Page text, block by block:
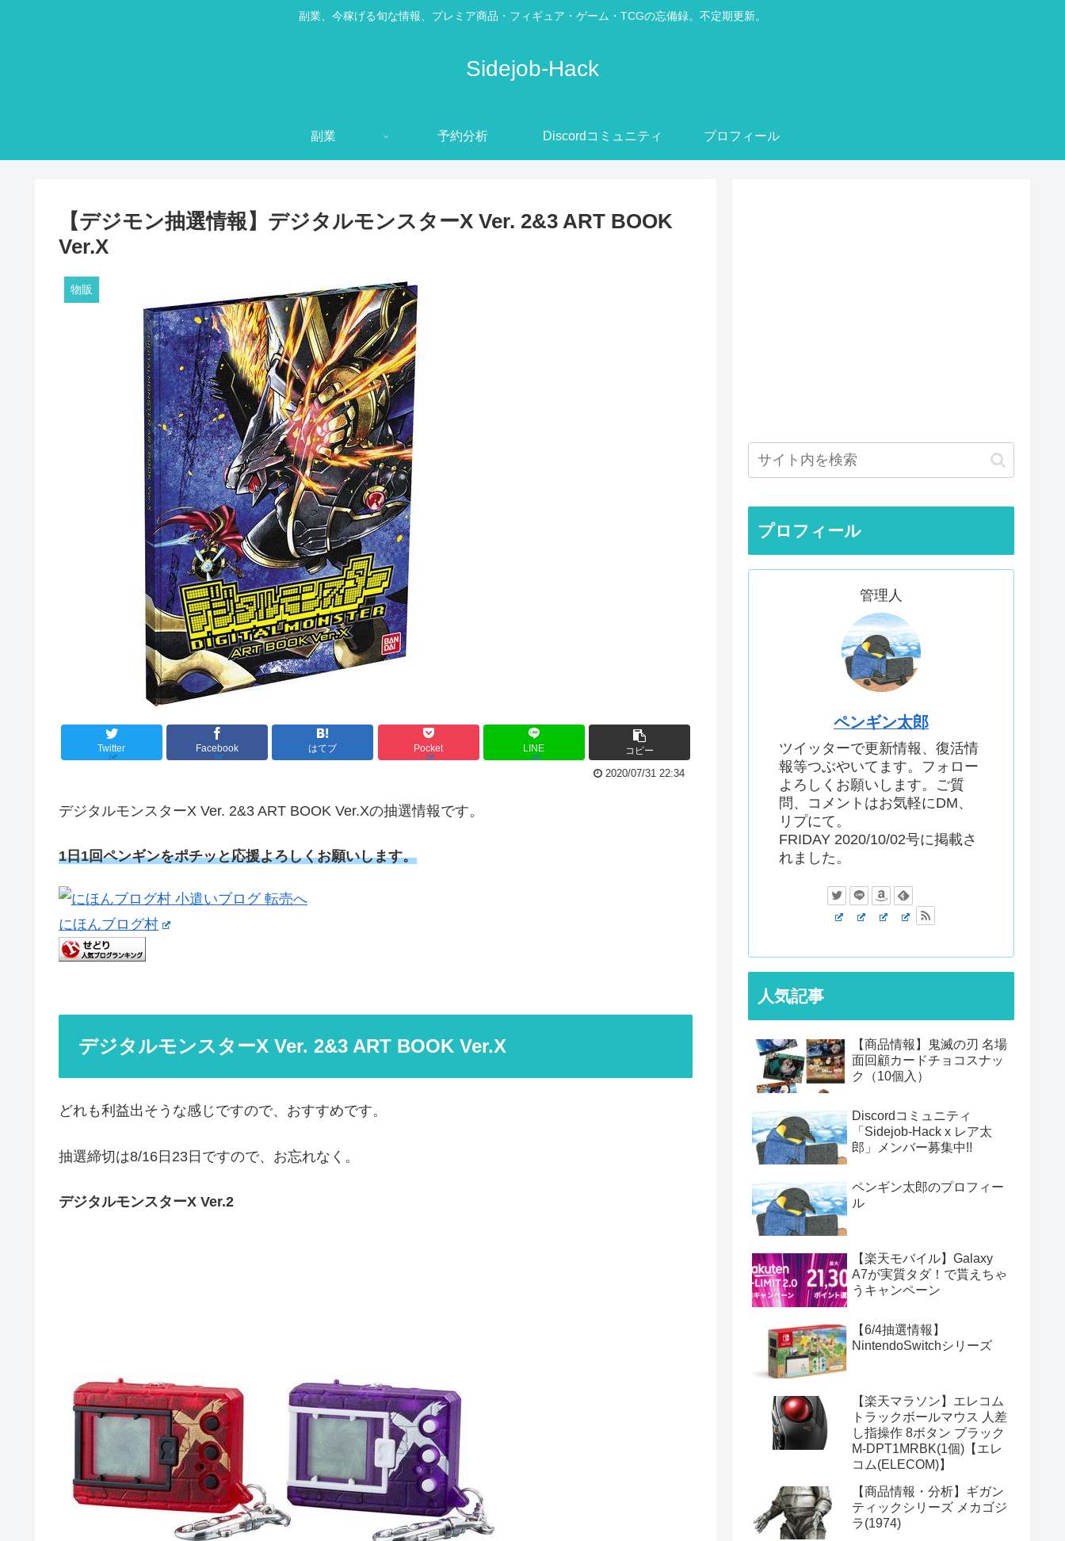
副業、今稼げる旬な情報、プレミア商品・フィギュア・ゲーム・TCGの忘備録。不定期更新。
Sidejob-Hack
副業 予約分析 Discordコミュニティ プロフィール
【デジモン抽選情報】デジタルモンスターX Ver. 2&3 ART BOOK
Ver.X
物販
Twitter Facebook はてブ Pocket LINE コピー
2020/07/31 22:34
デジタルモンスターX Ver. 2&3 ART BOOK Ver.Xの抽選情報です。
1日1回ペンギンをポチッと応援よろしくお願いします。
にほんブログ村
デジタルモンスターX Ver. 2&3 ART BOOK Ver.X
どれも利益出そうな感じですので、おすすめです。
抽選締切は8/16日23日ですので、お忘れなく。
デジタルモンスターX Ver.2
プロフィール
管理人
ペンギン太郎
ツイッターで更新情報、復活情
報等つぶやいてます。フォロー
よろしくお願いします。ご質
問、コメントはお気軽にDM、
リプにて。
FRIDAY 2020/10/02号に掲載さ
れました。
人気記事
【商品情報】鬼滅の刃 名場
面回顧カードチョコスナッ
ク（10個入）
Discordコミュニティ
「Sidejob-Hack x レア太
郎」メンバー募集中!!
ペンギン太郎のプロフィー
ル
【楽天モバイル】Galaxy
A7が実質タダ！で貰えちゃ
うキャンペーン
【6/4抽選情報】
NintendoSwitchシリーズ
【楽天マラソン】エレコム
トラックボールマウス 人差
し指操作 8ボタン ブラック
M-DPT1MRBK(1個)【エレ
コム(ELECOM)】
【商品情報・分析】ギガン
ティックシリーズ メカゴジ
ラ(1974)